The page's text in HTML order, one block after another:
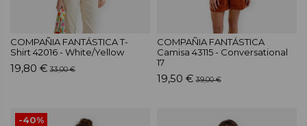
COMPAÑIA FANTÁSTICA T-
Shirt 42016 - White/Yellow
19,80 € 33,00 €
COMPAÑIA FANTÁSTICA
Camisa 43115 - Conversational
17
19,50 € 39,00 €
-40%